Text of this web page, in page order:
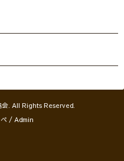
会. All Rights Reserved.
/ Admin